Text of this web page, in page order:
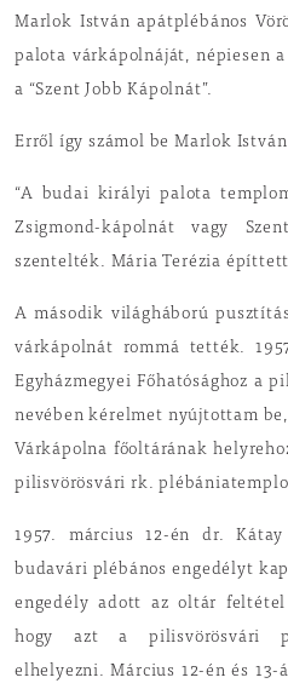
Marlok István apátplébános
palota várkápolnáját, népiesen
a “Szent Jobb Kápolnát”.
Erről így számol be Marlok
“A budai királyi palota
Zsigmond-kápolnát vagy
szentelték. Mária Terézia
A második világháború
várkápolnát rommá tették.
Egyházmegyei Főhatósághoz a
nevében kérelmet nyújtottam
Várkápolna főoltárának
pilisvörösvári rk.
1957. március 12-én dr.
budavári plébános engedélyt
engedély adott az oltár
hogy azt a pilisvörösvári
elhelyezni. Március 12-én és